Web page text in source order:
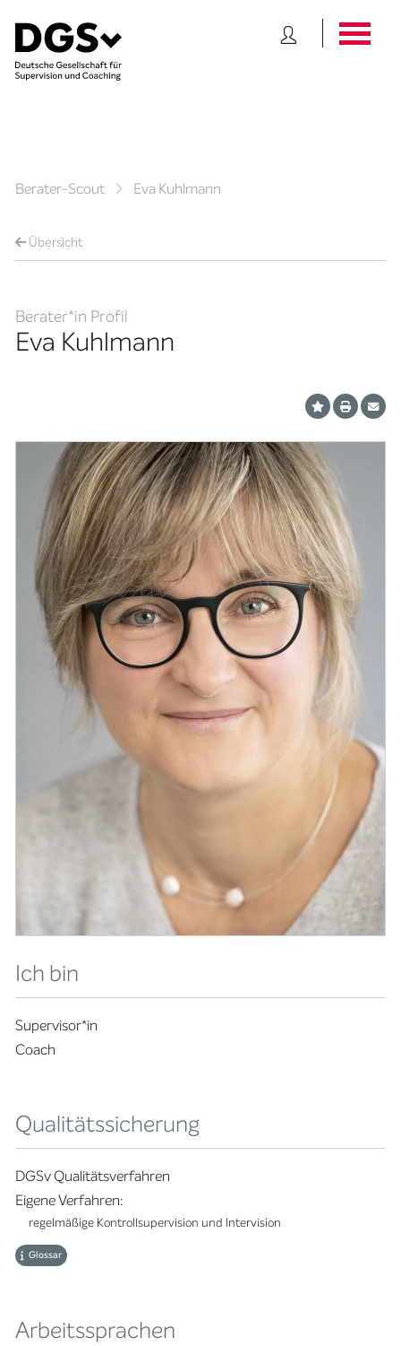
Berater-Scout Eva Kuhlmann
Übersicht
Berater*in Profil
Eva Kuhlmann
Ich bin
Supervisor*in
Coach
Qualitätssicherung
DGSv Qualitätsverfahren
Eigene Verfahren:
regelmäßige Kontrollsupervision und Intervision
Glossar
Arbeitssprachen